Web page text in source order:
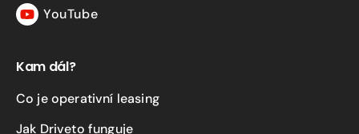
YouTubeYouTube
Kam dál?
Co je operativní leasing
Jak Driveto funguje